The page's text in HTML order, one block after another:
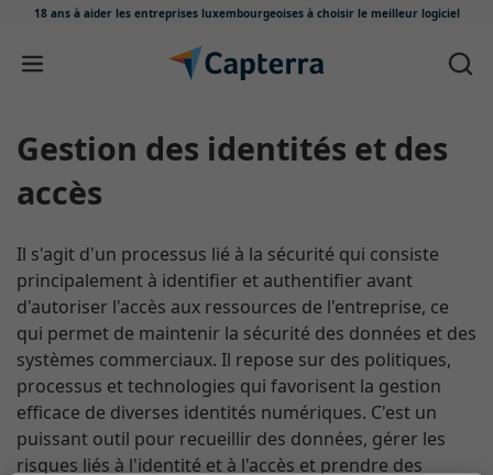
18 ans à aider les entreprises luxembourgeoises à choisir le meilleur logiciel
Passer au contenu
Gestion des identités et des
accès
Il s'agit d'un processus lié à la sécurité qui consiste
principalement à identifier et authentifier avant
d'autoriser l'accès aux ressources de l'entreprise, ce
qui permet de maintenir la sécurité des données et des
systèmes commerciaux. Il repose sur des politiques,
processus et technologies qui favorisent la gestion
efficace de diverses identités numériques. C'est un
puissant outil pour recueillir des données, gérer les
risques liés à l'identité et à l'accès et prendre des